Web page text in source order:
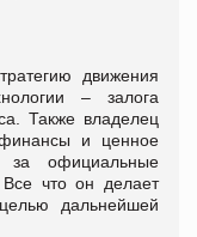
движения
– залога
Также владелец
и ценное
за официальные
что он делает
дальнейшей